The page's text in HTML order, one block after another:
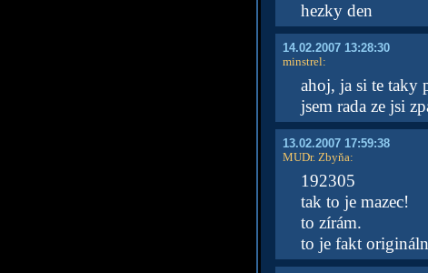
hezky den
14.02.2007 13:28:30
minstrel:
ahoj, ja si te taky
jsem rada ze jsi
13.02.2007 17:59:38
MUDr. Zbyňa:
192305
tak to je mazec!
to zírám.
to je fakt